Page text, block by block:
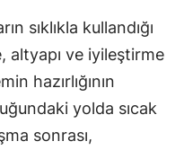
sıklıkla kullandığı
altyapı ve iyileştirme
hazırlığının
yolda sıcak
sonrası,